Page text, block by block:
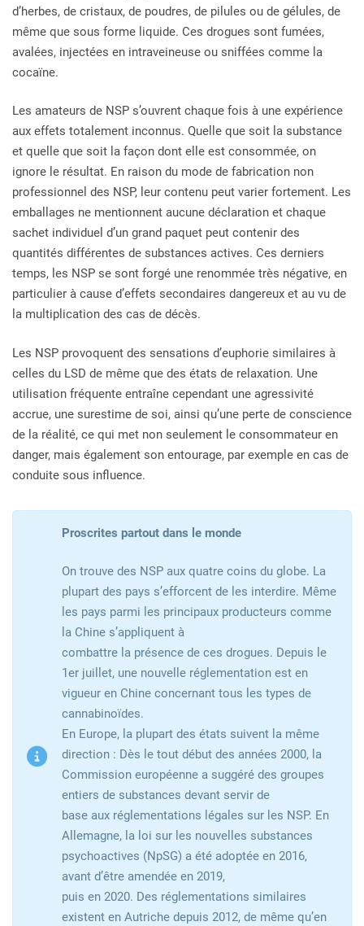
d’herbes, de cristaux, de poudres, de pilules ou de gélules, de
même que sous forme liquide. Ces drogues sont fumées,
avalées, injectées en intraveineuse ou sniffées comme la
cocaïne.
Les amateurs de NSP s’ouvrent chaque fois à une expérience
aux effets totalement inconnus. Quelle que soit la substance
et quelle que soit la façon dont elle est consommée, on
ignore le résultat. En raison du mode de fabrication non
professionnel des NSP, leur contenu peut varier fortement. Les
emballages ne mentionnent aucune déclaration et chaque
sachet individuel d’un grand paquet peut contenir des
quantités différentes de substances actives. Ces derniers
temps, les NSP se sont forgé une renommée très négative, en
particulier à cause d’effets secondaires dangereux et au vu de
la multiplication des cas de décès.
Les NSP provoquent des sensations d’euphorie similaires à
celles du LSD de même que des états de relaxation. Une
utilisation fréquente entraîne cependant une agressivité
accrue, une surestime de soi, ainsi qu’une perte de conscience
de la réalité, ce qui met non seulement le consommateur en
danger, mais également son entourage, par exemple en cas de
conduite sous influence.
Proscrites partout dans le monde
On trouve des NSP aux quatre coins du globe. La
plupart des pays s’efforcent de les interdire. Même
les pays parmi les principaux producteurs comme
la Chine s’appliquent à
combattre la présence de ces drogues. Depuis le
1er juillet, une nouvelle réglementation est en
vigueur en Chine concernant tous les types de
cannabinoïdes.
En Europe, la plupart des états suivent la même
direction : Dès le tout début des années 2000, la
Commission européenne a suggéré des groupes
entiers de substances devant servir de
base aux réglementations légales sur les NSP. En
Allemagne, la loi sur les nouvelles substances
psychoactives (NpSG) a été adoptée en 2016,
avant d’être amendée en 2019,
puis en 2020. Des réglementations similaires
existent en Autriche depuis 2012, de même qu’en